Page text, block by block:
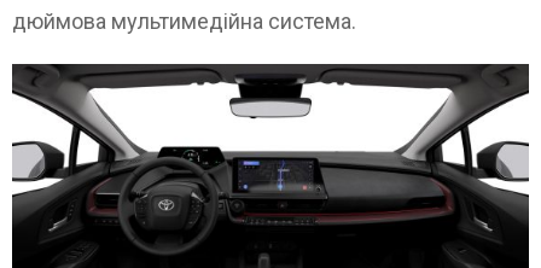
дюймова мультимедійна система.